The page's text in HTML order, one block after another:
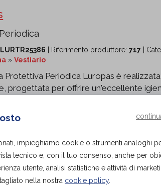
LURTR25386 | Riferimento produttore:717 |
»Vestiario
Protettiva Periodica Luropas è
progettata per offrire un'eccellente
è ideale per persone con
l'uso quotidiano. La sua struttura
adatta per un uso prolungato.
prova in negozio
impieghiamo cookie o strumenti analoghi
tecnico e, con il tuo consenso, anche per
utente, analisi statistiche e attività di
nella nostra cookie policy.